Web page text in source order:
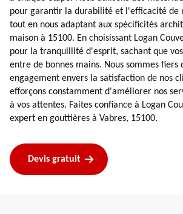
pour garantir la durabilité et l'efficacité de
tout en nous adaptant aux spécificités
maison à 15100. En choisissant Logan
pour la tranquillité d'esprit, sachant que
entre de bonnes mains. Nous sommes fiers
engagement envers la satisfaction de nos
efforçons constamment d'améliorer nos
à vos attentes. Faites confiance à Logan
expert en gouttières à Vabres, 15100.
Devis gratuit